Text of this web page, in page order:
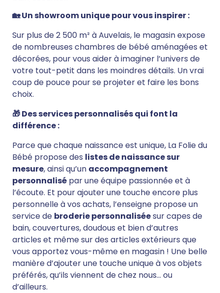
🏡 Un showroom unique pour vous inspirer :
Sur plus de 2 500 m² à Auvelais, le magasin expose
de nombreuses chambres de bébé aménagées et
décorées, pour vous aider à imaginer l’univers de
votre tout-petit dans les moindres détails. Un vrai
coup de pouce pour se projeter et faire les bons
choix.
🎁 Des services personnalisés qui font la
différence :
Parce que chaque naissance est unique, La Folie du
Bébé propose des listes de naissance sur
mesure, ainsi qu’un accompagnement
personnalisé par une équipe passionnée et à
l’écoute. Et pour ajouter une touche encore plus
personnelle à vos achats, l’enseigne propose un
service de broderie personnaliséesur capes de
bain, couvertures, doudous et bien d’autres
articles et même sur des articles extérieurs que
vous apportez vous-même en magasin ! Une belle
manière d’ajouter une touche unique à vos objets
préférés, qu’ils viennent de chez nous… ou
d’ailleurs.